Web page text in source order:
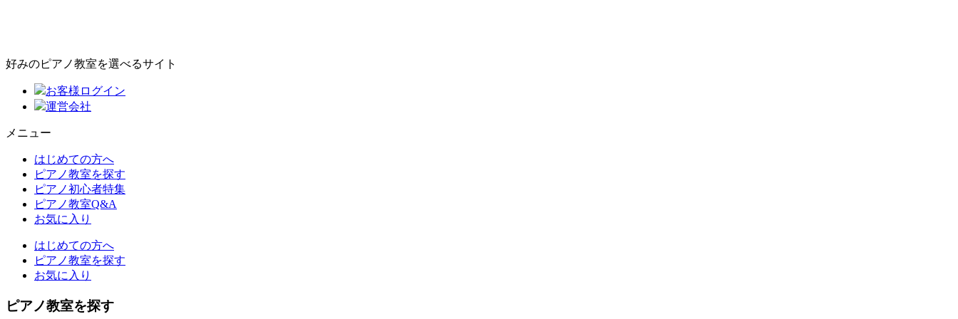
好みのピアノ教室を選べるサイト
お客様ログイン
運営会社
メニュー
はじめての方へ
ピアノ教室を探す
ピアノ初心者特集
ピアノ教室Q&A
お気に入り
はじめての方へ
ピアノ教室を探す
お気に入り
ピアノ教室を探す